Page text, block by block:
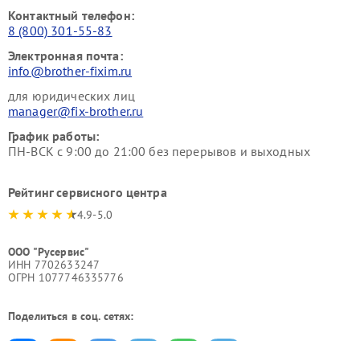
Контактный телефон:
8 (800) 301-55-83
Электронная почта:
info@brother-fixim.ru
для юридических лиц
manager@fix-brother.ru
График работы:
ПН-ВСК с 9:00 до 21:00 без перерывов и выходных
Рейтинг сервисного центра
4.9-5.0
ООО "Русервис"
ИНН 7702633247
ОГРН 1077746335776
Поделиться в соц. сетях: